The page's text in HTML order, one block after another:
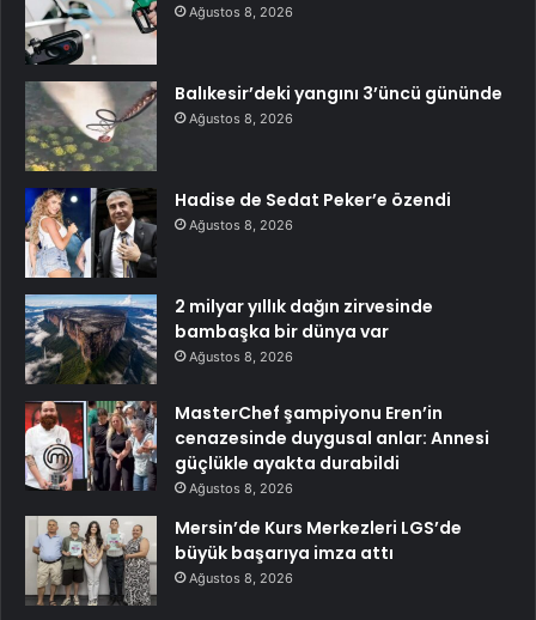
Ağustos 8, 2026
Balıkesir’deki yangını 3’üncü gününde
Ağustos 8, 2026
Hadise de Sedat Peker’e özendi
Ağustos 8, 2026
2 milyar yıllık dağın zirvesinde
bambaşka bir dünya var
Ağustos 8, 2026
MasterChef şampiyonu Eren’in
cenazesinde duygusal anlar: Annesi
güçlükle ayakta durabildi
Ağustos 8, 2026
Mersin’de Kurs Merkezleri LGS’de
büyük başarıya imza attı
Ağustos 8, 2026